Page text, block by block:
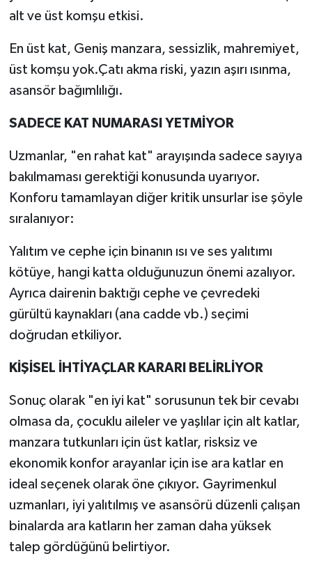
alt ve üst komşu etkisi.
En üst kat, Geniş manzara, sessizlik, mahremiyet,
üst komşu yok.Çatı akma riski, yazın aşırı ısınma,
asansör bağımlılığı.
SADECE KAT NUMARASI YETMİYOR
Uzmanlar, "en rahat kat" arayışında sadece sayıya
bakılmaması gerektiği konusunda uyarıyor.
Konforu tamamlayan diğer kritik unsurlar ise şöyle
sıralanıyor:
Yalıtım ve cephe için binanın ısı ve ses yalıtımı
kötüye, hangi katta olduğunuzun önemi azalıyor.
Ayrıca dairenin baktığı cephe ve çevredeki
gürültü kaynakları (ana cadde vb.) seçimi
doğrudan etkiliyor.
KİŞİSEL İHTİYAÇLAR KARARI BELİRLİYOR
Sonuç olarak "en iyi kat" sorusunun tek bir cevabı
olmasa da, çocuklu aileler ve yaşlılar için alt katlar,
manzara tutkunları için üst katlar, risksiz ve
ekonomik konfor arayanlar için ise ara katlar en
ideal seçenek olarak öne çıkıyor. Gayrimenkul
uzmanları, iyi yalıtılmış ve asansörü düzenli çalışan
binalarda ara katların her zaman daha yüksek
talep gördüğünü belirtiyor.